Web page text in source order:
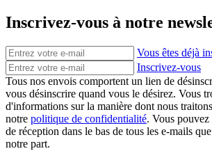
Inscrivez-vous à notre
Vous êtes déjà
Inscrivez-vous
Tous nos envois comportent un lien de
vous désinscrire quand vous le désirez. Vous
d'informations sur la manière dont nous
notre politique de confidentialité. Vous pouvez
de réception dans le bas de tous les e-mails
notre part.